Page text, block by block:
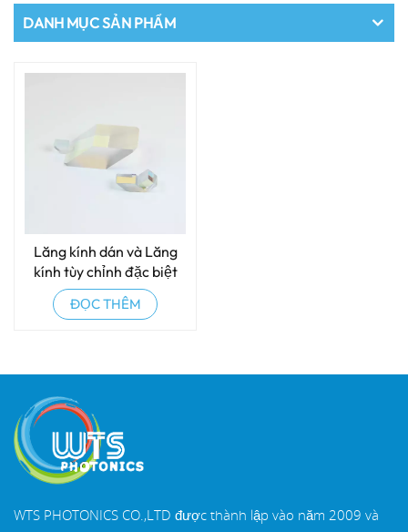
DANH MỤC SẢN PHẨM
Lăng kính dán và Lăng
kính tùy chỉnh đặc biệt
ĐỌC THÊM
WTS PHOTONICS CO.,LTD được thành lập vào năm 2009 và